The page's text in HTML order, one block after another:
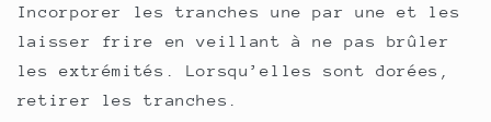
Incorporer les tranches une par une et les
laisser frire en veillant à ne pas brûler
les extrémités. Lorsqu’elles sont dorées,
retirer les tranches.